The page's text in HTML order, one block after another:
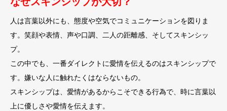
人は言葉以外にも、態度や空気でコミュニケーションを図りま
す。笑顔や表情、声や口調、二人の距離感、そしてスキンシッ
プ。
この中でも、一番ダイレクトに愛情を伝えるのはスキンシップで
す。嫌いな人に触れたくはならないもの。
スキンシップは、愛情があるからこそできる行為で、時に言葉以
上に優しさや愛情を伝えます。